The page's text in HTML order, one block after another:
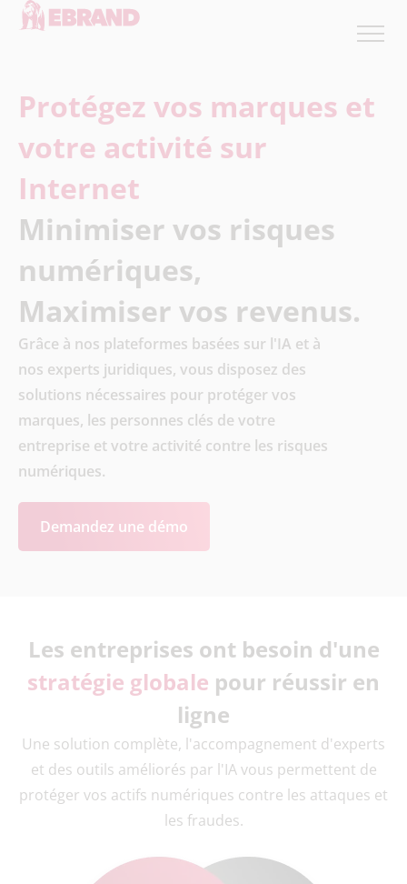
Protégez vos marques et
votre activité sur
Internet
Minimiser vos risques
numériques,
Maximiser vos revenus.
Grâce à nos plateformes basées sur l'IA et à
nos experts juridiques, vous disposez des
solutions nécessaires pour protéger vos
marques, les personnes clés de votre
entreprise et votre activité contre les risques
numériques.
Demandez une démo
Les entreprises ont besoin d'une
stratégie globale pour réussir en
ligne
Une solution complète, l'accompagnement d'experts
et des outils améliorés par l'IA vous permettent de
protéger vos actifs numériques contre les attaques et
les fraudes.